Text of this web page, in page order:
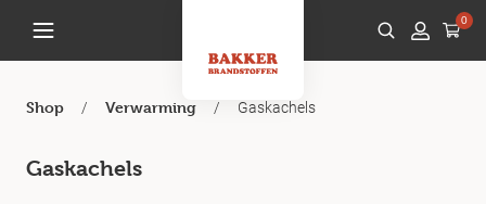
0
Shop / Verwarming / Gaskachels
Gaskachels